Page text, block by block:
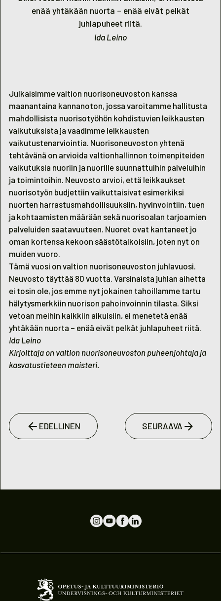
enää yhtäkään nuorta – enää eivät pelkät
juhlapuheet riitä.
Ida Leino
Julkaisimme valtion nuorisoneuvoston kanssa
maanantaina kannanoton, jossa varoitamme hallitusta
mahdollisista nuorisotyöhön kohdistuvien leikkausten
vaikutuksista ja vaadimme leikkausten
vaikutustenarviointia. Nuorisoneuvoston yhtenä
tehtävänä on arvioida valtionhallinnon toimenpiteiden
vaikutuksia nuoriin ja nuorille suunnattuihin palveluihin
ja toimintoihin. Neuvosto arvioi, että leikkaukset
nuorisotyön budjettiin vaikuttaisivat esimerkiksi
nuorten harrastusmahdollisuuksiin, hyvinvointiin, tuen
ja kohtaamisten määrään sekä nuorisoalan tarjoamien
palveluiden saatavuuteen. Nuoret ovat kantaneet jo
oman kortensa kekoon säästötalkoisiin, joten nyt on
muiden vuoro.
Tämä vuosi on valtion nuorisoneuvoston juhlavuosi.
Neuvosto täyttää 80 vuotta. Varsinaista juhlan aihetta
ei tosin ole, jos emme nyt jokainen tahoillamme tartu
hälytysmerkkiin nuorison pahoinvoinnin tilasta. Siksi
vetoan meihin kaikkiin aikuisiin, ei menetetä enää
yhtäkään nuorta – enää eivät pelkät juhlapuheet riitä.
Ida Leino
Kirjoittaja on valtion nuorisoneuvoston puheenjohtaja ja
kasvatustieteen maisteri.
EDELLINEN SEURAAVA